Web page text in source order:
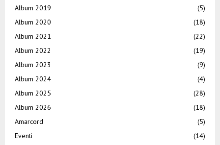
Album 2019
(5)
Album 2020
(18)
Album 2021
(22)
Album 2022
(19)
Album 2023
(9)
Album 2024
(4)
Album 2025
(28)
Album 2026
(18)
Amarcord
(5)
Eventi
(14)